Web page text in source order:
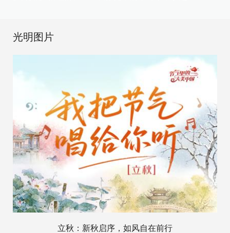
光明图片
立秋：新秋启序，如风自在前行